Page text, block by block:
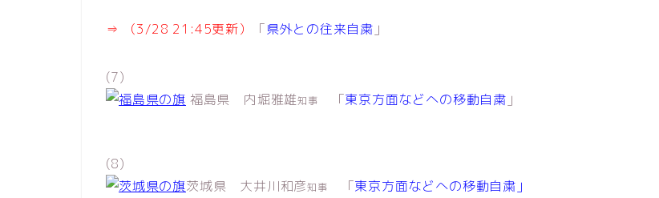
⇒ （3/28 21:45更新） 「県外との往来自粛 」
(7)
福島県 内堀雅雄知事 「東京方面などへの移動自粛 」
(8)
茨城県 大井川和彦知事 「東京方面などへの移動自粛」